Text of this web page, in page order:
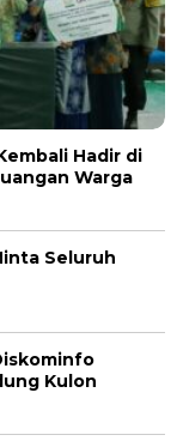
Hadir di
Warga
Seluruh
Kulon